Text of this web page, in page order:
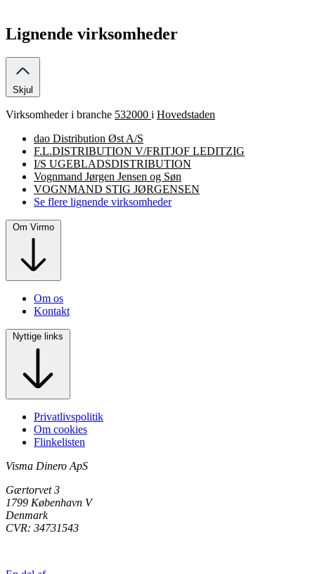
Lignende virksomheder
Skjul
Virksomheder i branche 532000 i Hovedstaden
dao Distribution Øst A/S
F.L.DISTRIBUTION V/FRITJOF LEDITZIG
I/S UGEBLADSDISTRIBUTION
Vognmand Jørgen Jensen og Søn
VOGNMAND STIG JØRGENSEN
Se flere lignende virksomheder
Om Virmo
Om os
Kontakt
Nyttige links
Privatlivspolitik
Om cookies
Flinkelisten
Visma Dinero ApS
Gærtorvet 3
1799 København V
Denmark
CVR: 34731543